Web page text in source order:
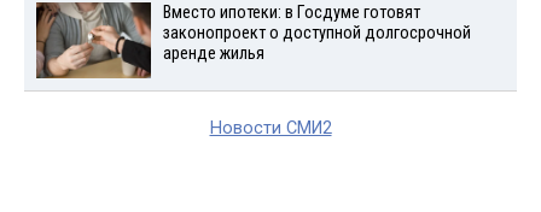
Вместо ипотеки: в Госдуме готовят
законопроект о доступной долгосрочной
аренде жилья
Новости СМИ2